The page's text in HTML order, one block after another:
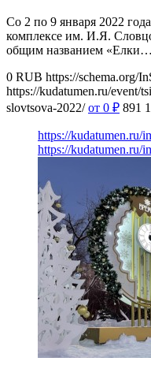
Со 2 по 9 января 2022
комплексе им. И.Я.
общим названием «Елки…
0 RUB https://schema.org/
https://kudatumen.ru/event/
slovtsova-2022/ от 0 ₽ 891
https://kudatumen.ru/
https://kudatumen.ru/